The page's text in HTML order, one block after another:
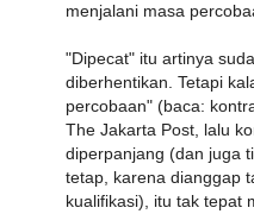
menjalani masa
"Dipecat" itu artinya
diberhentikan. Tetapi
percobaan" (baca:
The Jakarta Post, lalu
diperpanjang (dan juga
tetap, karena dianggap
kualifikasi), itu tak tepat